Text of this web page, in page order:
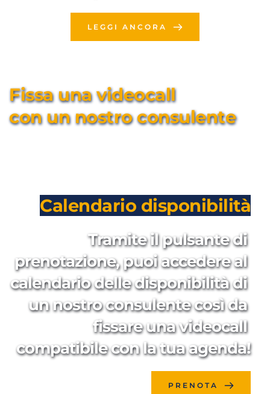
LEGGI ANCORA
Fissa una videocall
con un nostro consulente
Calendario disponibilità
Tramite il pulsante di
prenotazione, puoi accedere al
calendario delle disponibilità di
un nostro consulente così da
fissare una videocall
compatibile con la tua agenda!
PRENOTA